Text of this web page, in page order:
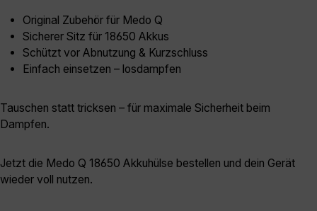
Original Zubehör für Medo Q
Sicherer Sitz für 18650 Akkus
Schützt vor Abnutzung & Kurzschluss
Einfach einsetzen – losdampfen
Tauschen statt tricksen – für maximale Sicherheit beim
Dampfen.
Jetzt die Medo Q 18650 Akkuhülse bestellen und dein Gerät
wieder voll nutzen.